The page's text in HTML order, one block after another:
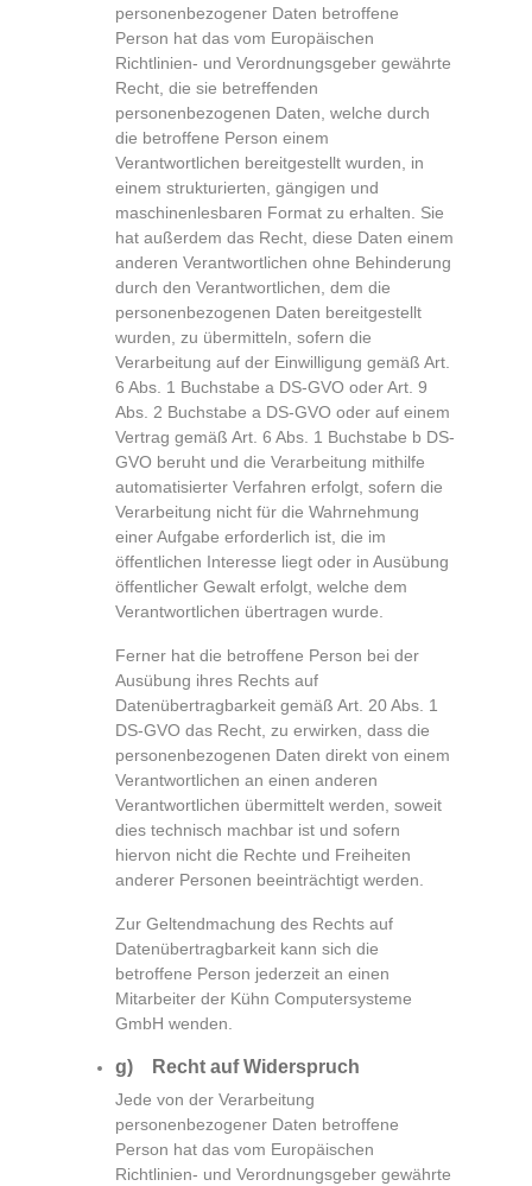
personenbezogener Daten betroffene
Person hat das vom Europäischen
Richtlinien- und Verordnungsgeber gewährte
Recht, die sie betreffenden
personenbezogenen Daten, welche durch
die betroffene Person einem
Verantwortlichen bereitgestellt wurden, in
einem strukturierten, gängigen und
maschinenlesbaren Format zu erhalten. Sie
hat außerdem das Recht, diese Daten einem
anderen Verantwortlichen ohne Behinderung
durch den Verantwortlichen, dem die
personenbezogenen Daten bereitgestellt
wurden, zu übermitteln, sofern die
Verarbeitung auf der Einwilligung gemäß Art.
6 Abs. 1 Buchstabe a DS-GVO oder Art. 9
Abs. 2 Buchstabe a DS-GVO oder auf einem
Vertrag gemäß Art. 6 Abs. 1 Buchstabe b DS-
GVO beruht und die Verarbeitung mithilfe
automatisierter Verfahren erfolgt, sofern die
Verarbeitung nicht für die Wahrnehmung
einer Aufgabe erforderlich ist, die im
öffentlichen Interesse liegt oder in Ausübung
öffentlicher Gewalt erfolgt, welche dem
Verantwortlichen übertragen wurde.
Ferner hat die betroffene Person bei der
Ausübung ihres Rechts auf
Datenübertragbarkeit gemäß Art. 20 Abs. 1
DS-GVO das Recht, zu erwirken, dass die
personenbezogenen Daten direkt von einem
Verantwortlichen an einen anderen
Verantwortlichen übermittelt werden, soweit
dies technisch machbar ist und sofern
hiervon nicht die Rechte und Freiheiten
anderer Personen beeinträchtigt werden.
Zur Geltendmachung des Rechts auf
Datenübertragbarkeit kann sich die
betroffene Person jederzeit an einen
Mitarbeiter der Kühn Computersysteme
GmbH wenden.
g) Recht auf Widerspruch
Jede von der Verarbeitung
personenbezogener Daten betroffene
Person hat das vom Europäischen
Richtlinien- und Verordnungsgeber gewährte